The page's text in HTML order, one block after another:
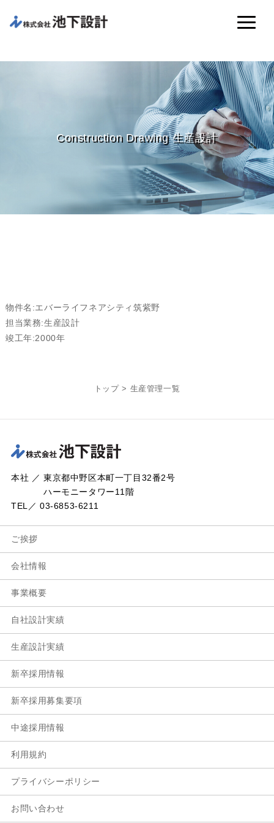
Construction Drawing 生産設計
物件名:エバーライフネアシティ筑紫野
担当業務:生産設計
竣工年:2000年
トップ > 生産管理一覧
本社 ／ 東京都中野区本町一丁目32番2号
ハーモニータワー11階
TEL／ 03-6853-6211
ご挨拶
会社情報
事業概要
自社設計実績
生産設計実績
新卒採用情報
新卒採用募集要項
中途採用情報
利用規約
プライバシーポリシー
お問い合わせ